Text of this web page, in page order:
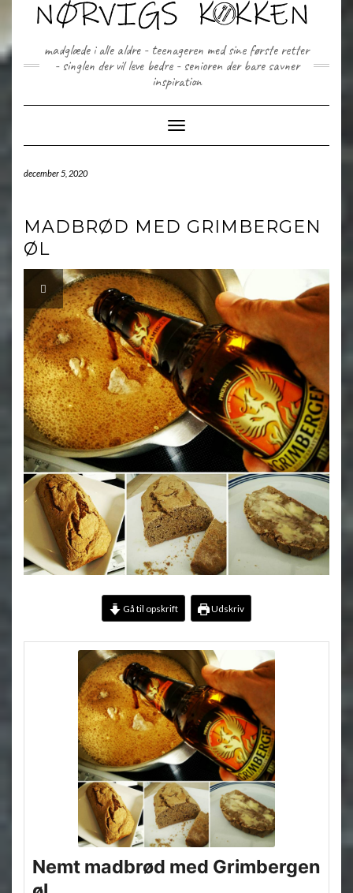
madglæde i alle aldre - teenageren med sine første retter
- singlen der vil leve bedre - senioren der bare savner
inspiration
Toggle Navigation
december 5, 2020
MADBRØD MED GRIMBERGEN
ØL
Gå til opskrift Udskriv
Nemt madbrød med Grimbergen